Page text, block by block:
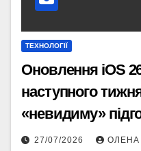
ТЕХНОЛОГІЇ
Оновлення iOS
наступного
«невидиму»
27/07/2026